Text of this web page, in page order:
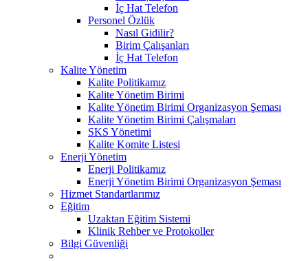
İç Hat Telefon
Personel Özlük
Nasıl Gidilir?
Birim Çalışanları
İç Hat Telefon
Kalite Yönetim
Kalite Politikamız
Kalite Yönetim Birimi
Kalite Yönetim Birimi Organizasyon Şeması
Kalite Yönetim Birimi Çalışmaları
SKS Yönetimi
Kalite Komite Listesi
Enerji Yönetim
Enerji Politikamız
Enerji Yönetim Birimi Organizasyon Şeması
Hizmet Standartlarımız
Eğitim
Uzaktan Eğitim Sistemi
Klinik Rehber ve Protokoller
Bilgi Güvenliği